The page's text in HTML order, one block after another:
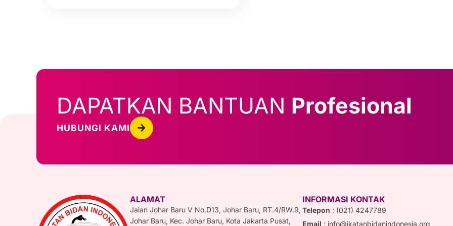
DAPATKAN BANTUAN Profesional
HUBUNGI KAMI
ALAMAT
Jalan Johar Baru V No.D13, Johar Baru, RT.4/RW.9,
Johar Baru, Kec. Johar Baru, Kota Jakarta Pusat,
INFORMASI KONTAK
Telepon : (021) 4247789
Email : info@ikatanbidanindonesia.org